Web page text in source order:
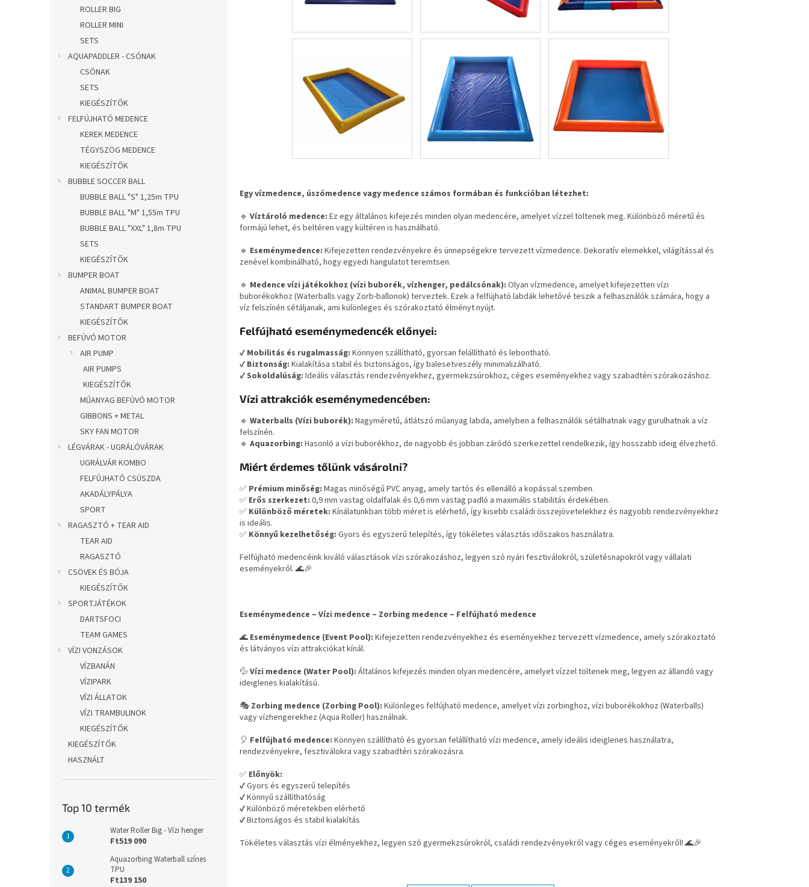
ROLLER BIG
ROLLER MINI
SETS
AQUAPADDLER - CSÓNAK
CSÓNAK
SETS
KIEGÉSZÍTŐK
FELFÚJHATÓ MEDENCE
KEREK MEDENCE
TÉGYSZÖG MEDENCE
KIEGÉSZÍTŐK
BUBBLE SOCCER BALL
BUBBLE BALL "S" 1,25m TPU
BUBBLE BALL "M" 1,55m TPU
BUBBLE BALL "XXL" 1,8m TPU
SETS
KIEGÉSZÍTŐK
BUMPER BOAT
ANIMAL BUMPER BOAT
STANDART BUMPER BOAT
KIEGÉSZÍTŐK
BEFÚVÓ MOTOR
AIR PUMP
AIR PUMPS
KIEGÉSZÍTŐK
MŰANYAG BEFÚVÓ MOTOR
GIBBONS + METAL
SKY FAN MOTOR
LÉGVÁRAK - UGRÁLÓVÁRAK
UGRÁLVÁR KOMBO
FELFÚJHATÓ CSÚSZDA
AKADÁLYPÁLYA
SPORT
RAGASZTÓ + TEAR AID
TEAR AID
RAGASZTÓ
CSÖVEK ÉS BÓJA
KIEGÉSZÍTŐK
SPORTJÁTÉKOK
DARTSFOCI
TEAM GAMES
VÍZI VONZÁSOK
VÍZBANÁN
VÍZIPARK
VÍZI ÁLLATOK
VÍZI TRAMBULINOK
KIEGÉSZÍTŐK
KIEGÉSZÍTŐK
HASZNÁLT
Top 10 termék
Water Roller Big - Vízi henger
Ft519 090
Aquazorbing Waterball színes
TPU
Ft139 150
Egy vízmedence, úszómedence vagy medence számos formában és funkcióban létezhet:
🔹 Víztároló medence: Ez egy általános kifejezés minden olyan medencére, amelyet vízzel töltenek meg. Különböző méretű és
formájú lehet, és beltéren vagy kültéren is használható.
🔹 Eseménymedence: Kifejezetten rendezvényekre és ünnepségekre tervezett vízmedence. Dekoratív elemekkel, világítással és
zenével kombinálható, hogy egyedi hangulatot teremtsen.
🔹 Medence vízi játékokhoz (vízi buborék, vízhenger, pedálcsónak): Olyan vízmedence, amelyet kifejezetten vízi
buborékokhoz (Waterballs vagy Zorb-ballonok) terveztek. Ezek a felfújható labdák lehetővé teszik a felhasználók számára, hogy a
víz felszínén sétáljanak, ami különleges és szórakoztató élményt nyújt.
Felfújható eseménymedencék előnyei:
✔ Mobilitás és rugalmasság: Könnyen szállítható, gyorsan felállítható és lebontható.
✔ Biztonság: Kialakítása stabil és biztonságos, így balesetveszély minimalizálható.
✔Sokoldalúság: Ideális választás rendezvényekhez, gyermekzsúrokhoz, céges eseményekhez vagy szabadtéri szórakozáshoz.
Vízi attrakciók eseménymedencében:
🔹 Waterballs (Vízi buborék): Nagyméretű, átlátszó műanyag labda, amelyben a felhasználók sétálhatnak vagy gurulhatnak a víz
felszínén.
🔹 Aquazorbing: Hasonló a vízi buborékhoz, de nagyobb és jobban záródó szerkezettel rendelkezik, így hosszabb ideig élvezhető.
Miért érdemes tőlünk vásárolni?
✅ Prémium minőség: Magas minőségű PVC anyag, amely tartós és ellenálló a kopással szemben.
✅ Erős szerkezet: 0,9 mm vastag oldalfalak és 0,6 mm vastag padló a maximális stabilitás érdekében.
✅ Különböző méretek: Kínálatunkban több méret is elérhető, így kisebb családi összejövetelekhez és nagyobb rendezvényekhez
is ideális.
✅ Könnyű kezelhetőség: Gyors és egyszerű telepítés, így tökéletes választás időszakos használatra.
Felfújható medencéink kiváló választások vízi szórakozáshoz, legyen szó nyári fesztiválokról, születésnapokról vagy vállalati
eseményekről. 🌊🎉
Eseménymedence – Vízi medence – Zorbing medence – Felfújható medence
🌊 Eseménymedence (Event Pool): Kifejezetten rendezvényekhez és eseményekhez tervezett vízmedence, amely szórakoztató
és látványos vízi attrakciókat kínál.
💦 Vízi medence (Water Pool): Általános kifejezés minden olyan medencére, amelyet vízzel töltenek meg, legyen az állandó vagy
ideiglenes kialakítású.
🎭 Zorbing medence (Zorbing Pool): Különleges felfújható medence, amelyet vízi zorbinghoz, vízi buborékokhoz (Waterballs)
vagy vízhengerekhez (Aqua Roller) használnak.
🎈 Felfújható medence: Könnyen szállítható és gyorsan felállítható vízi medence, amely ideális ideiglenes használatra,
rendezvényekre, fesztiválokra vagy szabadtéri szórakozásra.
✅ Előnyök:
✔ Gyors és egyszerű telepítés
✔ Könnyű szállíthatóság
✔ Különböző méretekben elérhető
✔ Biztonságos és stabil kialakítás
Tökéletes választás vízi élményekhez, legyen szó gyermekzsúrokról, családi rendezvényekről vagy céges eseményekről! 🌊🎉